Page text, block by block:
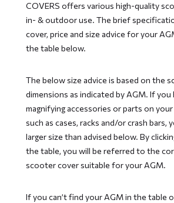
COVERS offers various high-quality
in- & outdoor use. The brief
cover, price and size advice for your
the table below.
The below size advice is based on the
dimensions as indicated by AGM. If you
magnifying accessories or parts on
such as cases, racks and/or crash bars,
larger size than advised below. By
the table, you will be referred to the
scooter cover suitable for your AGM.
If you can’t find your AGM in the table